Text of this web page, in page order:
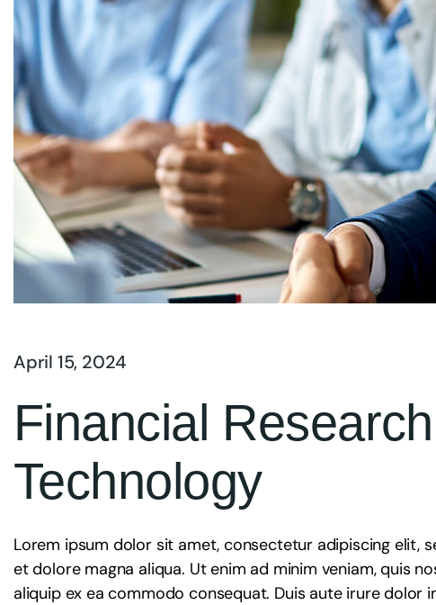
April 15, 2024
Financial
Technology
Lorem ipsum dolor sit amet, consectetur adipiscing elit,
et dolore magna aliqua. Ut enim ad minim veniam, quis
aliquip ex ea commodo consequat. Duis aute irure dolor